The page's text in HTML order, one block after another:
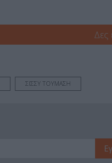
Δες
ΣΙΣΣΥ ΤΟΥΜΑΣΗ